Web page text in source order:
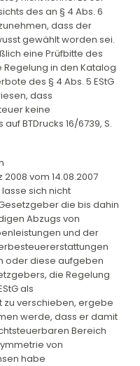
des an § 4 Abs. 6
dass der
gewählt worden sei.
eine Prüfbitte des
in den Katalog
des § 4 Abs. 5 EStG
dass
keine
BTDrucks 16/6739, S.
vom 14.08.2007
lasse sich nicht
die bis dahin
Abzugs von
und der
oder diese aufgeben
die Regelung
als
verschieben, ergebe
werde, dass er damit
Bereich
von
habe